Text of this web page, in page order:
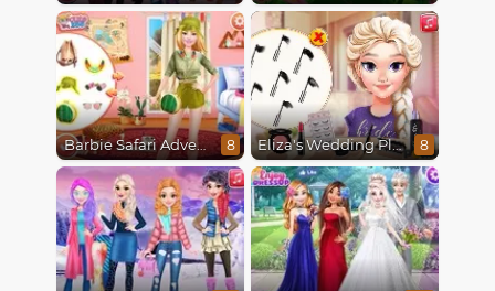
Barbie Safari Adventure 8 Eliza's Wedding Planner 8